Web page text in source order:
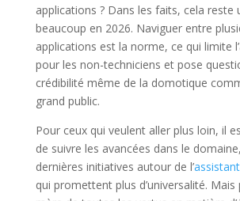
applications ? Dans les faits, cela reste
beaucoup en 2026. Naviguer entre
applications est la norme, ce qui limite
pour les non-techniciens et pose
crédibilité même de la domotique
grand public.
Pour ceux qui veulent aller plus loin, il
de suivre les avancées dans le
dernières initiatives autour de l’
qui promettent plus d’universalité.